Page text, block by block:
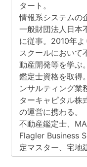
タート。
情報系システムの
一般財団法人日本
に従事。2010年
スクールにおいて
動産開発等を学ぶ
鑑定士資格を取得
ンサルティング業
ターキャピタル
の運営に携わる。
不動産鑑定士、
Flagler Business
定マスター、宅地